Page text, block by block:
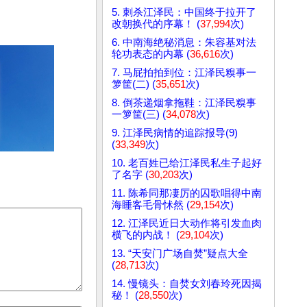
5. 刺杀江泽民：中国终于拉开了
改朝换代的序幕！ (37,994次)
6. 中南海绝秘消息：朱容基对法
轮功表态的内幕 (36,616次)
7. 马屁拍拍到位：江泽民糗事一
箩筐(二) (35,651次)
8. 倒茶递烟拿拖鞋：江泽民糗事
一箩筐(三) (34,078次)
9. 江泽民病情的追踪报导(9)
(33,349次)
10. 老百姓已给江泽民私生子起好
了名字 (30,203次)
11. 陈希同那凄厉的囚歌唱得中南
海睡客毛骨怵然 (29,154次)
12. 江泽民近日大动作将引发血肉
横飞的内战！ (29,104次)
13. “天安门广场自焚”疑点大全
(28,713次)
14. 慢镜头：自焚女刘春玲死因揭
秘！ (28,550次)